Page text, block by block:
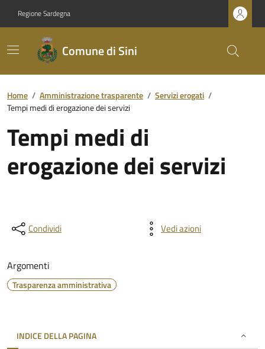
Regione Sardegna
Comune di Sini
Home / Amministrazione trasparente / Servizi erogati /
Tempi medi di erogazione dei servizi
Tempi medi di
erogazione dei servizi
Condividi Vedi azioni
Argomenti
Trasparenza amministrativa
INDICE DELLA PAGINA